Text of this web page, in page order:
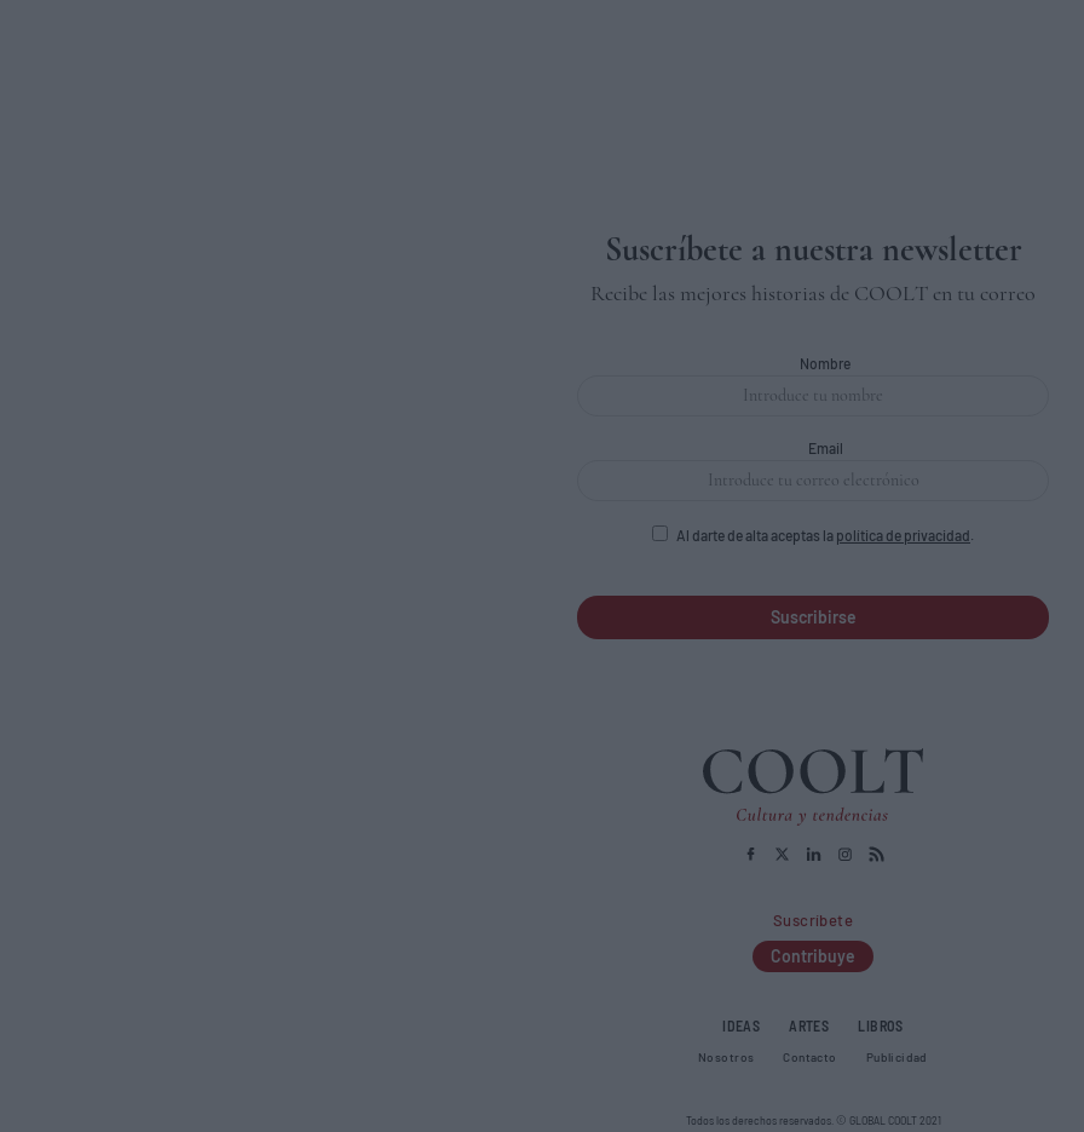
Suscríbete a nuestra newsletter
Recibe las mejores historias de COOLT en tu correo
Nombre
Email
Al darte de alta aceptas la política de privacidad.
Suscribirse
Suscríbete
Contribuye
IDEAS ARTES LIBROS
Nosotros Contacto Publicidad
Todos los derechos reservados. © GLOBAL COOLT 2021